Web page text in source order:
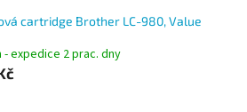
cartridge Brother LC-980, Value
- expedice 2 prac. dny